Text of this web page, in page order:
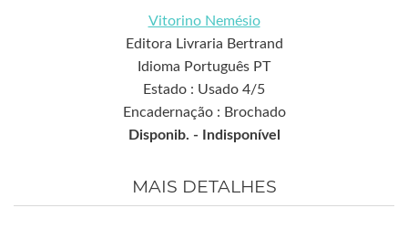
Vitorino Nemésio
Editora Livraria Bertrand
Idioma Português PT
Estado : Usado 4/5
Encadernação : Brochado
Disponib. -
Indisponível
MAIS DETALHES